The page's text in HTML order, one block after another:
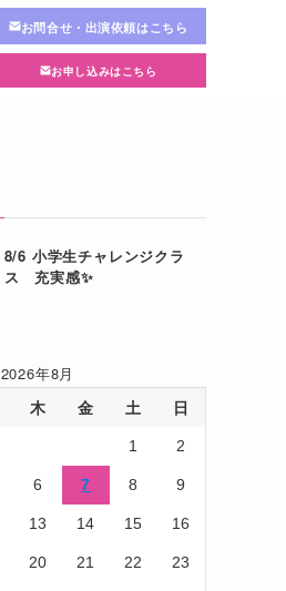
お問合せ・出演依頼はこちら
お申し込みはこちら
8/6 小学生チャレンジクラ
ス 充実感✨
2026年8月
木 金 土 日
1 2
6 7 8 9
13 14 15 16
20 21 22 23